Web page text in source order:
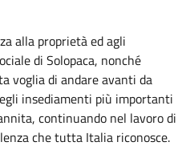
alla proprietà ed agli
di Solopaca, nonché
voglia di andare avanti da
insediamenti più importanti
continuando nel lavoro di
che tutta Italia riconosce.